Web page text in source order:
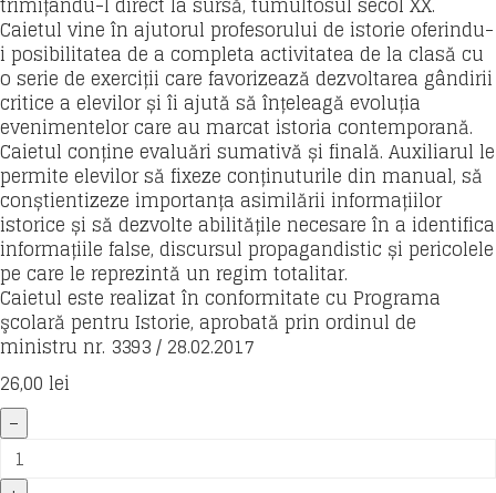
Caietul vine în ajutorul profesorului de istorie oferindu-
i posibilitatea de a completa activitatea de la clasă cu
o serie de exerciții care favorizează dezvoltarea gândirii
critice a elevilor și îi ajută să înțeleagă evoluția
evenimentelor care au marcat istoria contemporană.
Caietul conține evaluări sumativă și finală. Auxiliarul le
permite elevilor să fixeze conținuturile din manual, să
conștientizeze importanța asimilării informațiilor
istorice și să dezvolte abilitățile necesare în a identifica
informațiile false, discursul propagandistic și pericolele
pe care le reprezintă un regim totalitar.
Caietul este realizat în conformitate cu Programa
şcolară pentru Istorie, aprobată prin ordinul de
ministru nr. 3393 / 28.02.2017
26,00 lei
Cantitate
Istorie